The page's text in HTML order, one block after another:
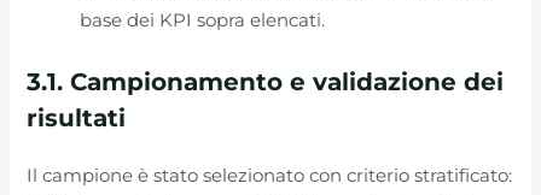
base dei KPI sopra elencati.
3.1. Campionamento e validazione dei
risultati
Il campione è stato selezionato con criterio stratificato: